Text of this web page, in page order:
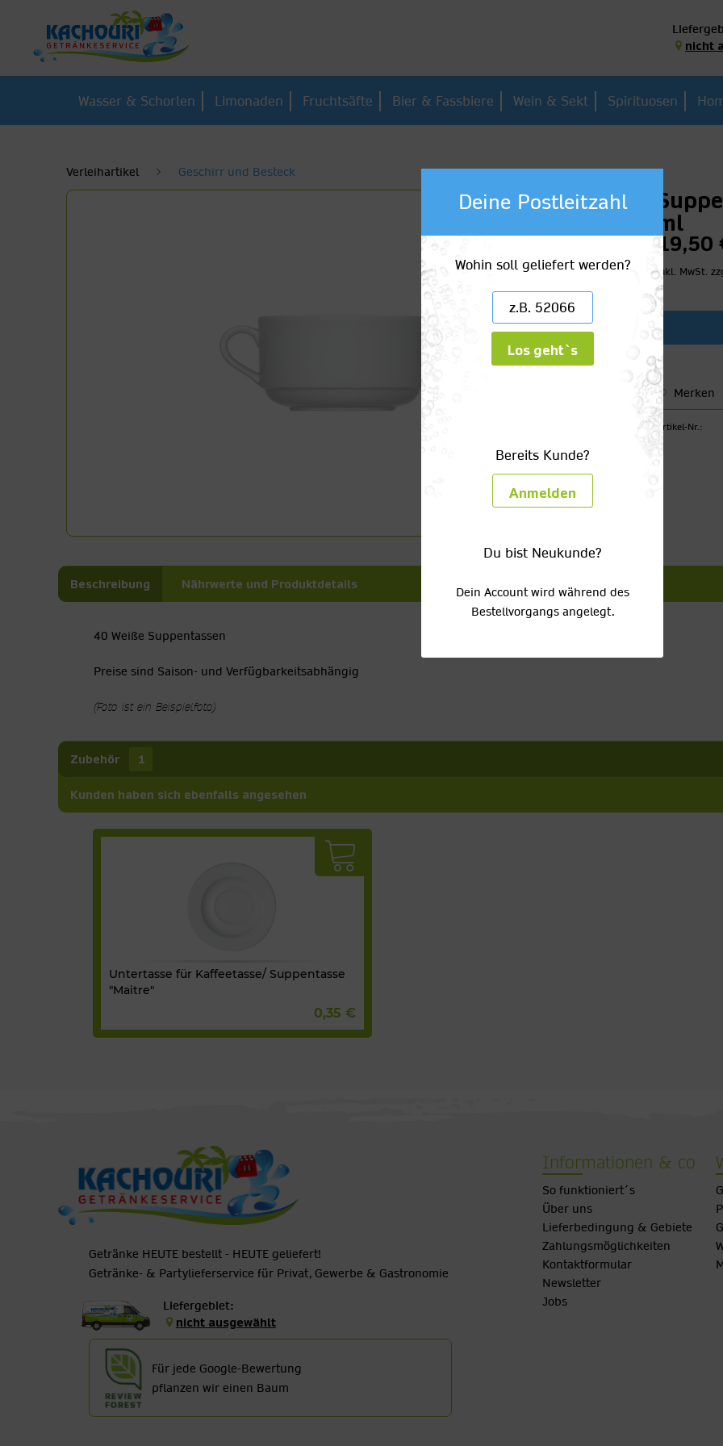
nicht
Wasser & Schorlen Limonaden Fruchtsäfte Bier & Fassbiere Wein & Sekt Spirituosen
Verleihartikel Geschirr und Besteck
ml
19,50
inkl. MwSt.
Merken
Artikel-Nr.:
Beschreibung Nährwerte und Produktdetails
40 Weiße Suppentassen
Preise sind Saison- und Verfügbarkeitsabhängig
(Foto ist ein Beispielfoto)
Zubehör 1
Kunden haben sich ebenfalls angesehen
Untertasse für Kaffeetasse/ Suppentasse
"Maitre"
0,35 €
Getränke HEUTE bestellt - HEUTE geliefert!
Getränke- & Partylieferservice für Privat, Gewerbe & Gastronomie
Liefergebiet:
nicht ausgewählt
Für jede Google-Bewertung
pflanzen wir einen Baum
Informationen & co
So funktioniert´s
Über uns
Lieferbedingung & Gebiete
Zahlungsmöglichkeiten
Kontaktformular
Newsletter
Jobs
Deine Postleitzahl
Wohin soll geliefert werden?
Los geht`s
Bereits Kunde?
Anmelden
Du bist Neukunde?
Dein Account wird während des
Bestellvorgangs angelegt.